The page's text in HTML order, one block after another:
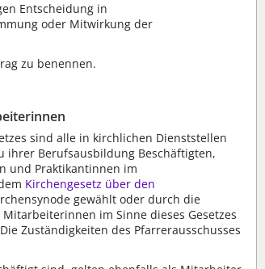
Entscheidung in
oder Mitwirkung der
zu benennen.
sind alle in kirchlichen Dienststellen
ihrer Berufsausbildung Beschäftigten,
und Praktikantinnen im
Kirchengesetz über den
gewählt oder durch die
im Sinne dieses Gesetzes
Die Zuständigkeiten des Pfarrerausschusses